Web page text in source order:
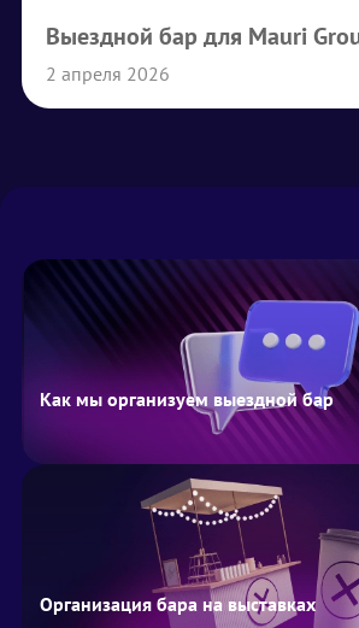
Выездной бар для Mauri
2 апреля 2026
Как мы организуем выездной бар
Организация бара на выставках